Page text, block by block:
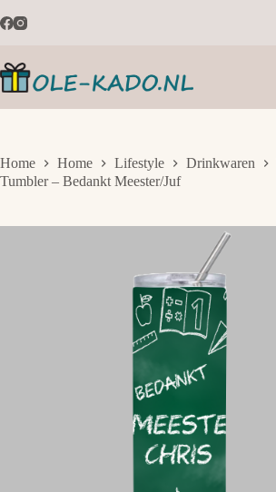
naar
Home Home Lifestyle Drinkwaren
Tumbler – Bedankt Meester/Juf